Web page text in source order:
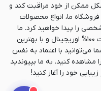
ممکن از خود مراقبت کند و
ما، انواع محصولات
را پیدا خواهید کرد. ما
مفتخریم که محصولات خود را به‌صورت ۱۰۰% اوریجینال و با بهترین
می‌توانید با اعتماد به نفس
مشاهده کنید. به ما بپیوندید
خود را آغاز کنید!